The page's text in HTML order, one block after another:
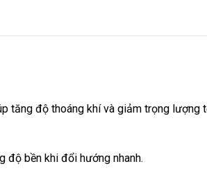
tăng độ thoáng khí và giảm trọng lượng
độ bền khi đổi hướng nhanh.